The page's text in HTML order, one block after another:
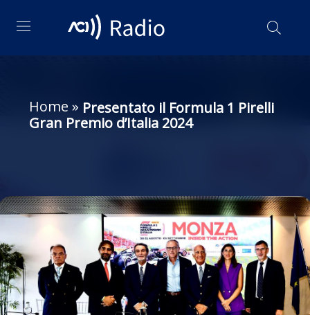
Home » Presentato il Formula 1 Pirelli
Gran Premio d’Italia 2024